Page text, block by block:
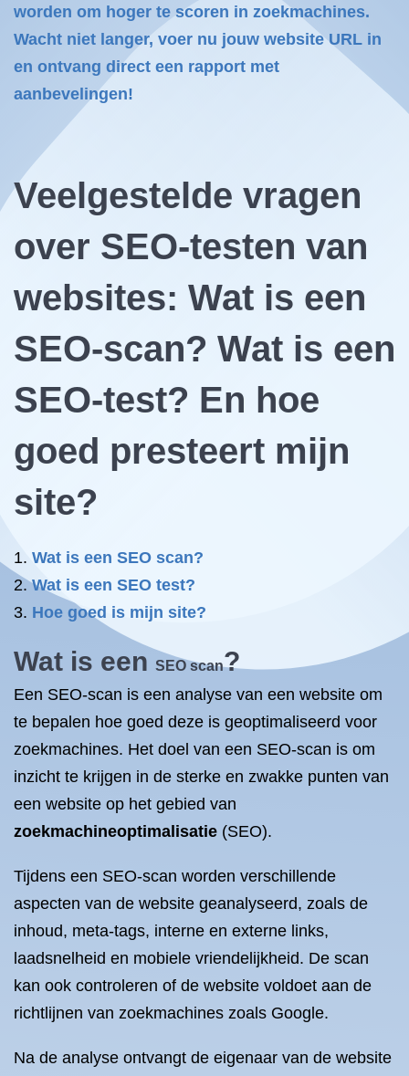
worden om hoger te scoren in zoekmachines.
Wacht niet langer, voer nu jouw website URL in
en ontvang direct een rapport met
aanbevelingen!
Veelgestelde vragen
over SEO-testen van
websites: Wat is een
SEO-scan? Wat is een
SEO-test? En hoe
goed presteert mijn
site?
Wat is een SEO scan?
Wat is een SEO test?
Hoe goed is mijn site?
Wat is een SEO scan?
Een SEO-scan is een analyse van een website om
te bepalen hoe goed deze is geoptimaliseerd voor
zoekmachines. Het doel van een SEO-scan is om
inzicht te krijgen in de sterke en zwakke punten van
een website op het gebied van
zoekmachineoptimalisatie (SEO).
Tijdens een SEO-scan worden verschillende
aspecten van de website geanalyseerd, zoals de
inhoud, meta-tags, interne en externe links,
laadsnelheid en mobiele vriendelijkheid. De scan
kan ook controleren of de website voldoet aan de
richtlijnen van zoekmachines zoals Google.
Na de analyse ontvangt de eigenaar van de website